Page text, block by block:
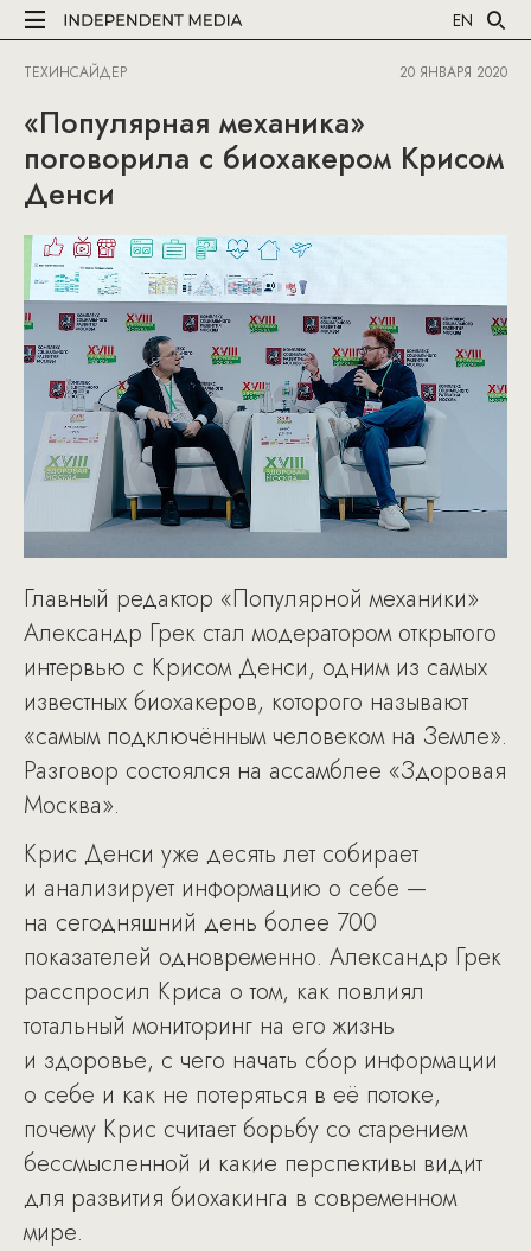
EN
ТЕХИНСАЙДЕР 20 ЯНВАРЯ 2020
«Популярная механика»
поговорила с биохакером Крисом
Денси
Главный редактор «Популярной механики»
Александр Грек стал модератором открытого
интервью с Крисом Денси, одним из самых
известных биохакеров, которого называют
«самым подключённым человеком на Земле».
Разговор состоялся на ассамблее «Здоровая
Москва».
Крис Денси уже десять лет собирает
и анализирует информацию о себе —
на сегодняшний день более 700
показателей одновременно. Александр Грек
расспросил Криса о том, как повлиял
тотальный мониторинг на его жизнь
и здоровье, с чего начать сбор информации
о себе и как не потеряться в её потоке,
почему Крис считает борьбу со старением
бессмысленной и какие перспективы видит
для развития биохакинга в современном
мире.